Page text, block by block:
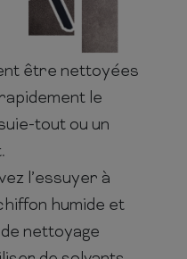
être nettoyées
le
tout ou un
l’essuyer à
humide et
nettoyage